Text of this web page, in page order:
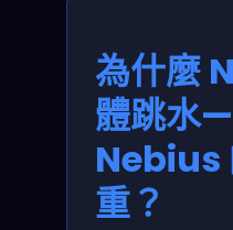
為什麼
體跳水
Nebius
重？